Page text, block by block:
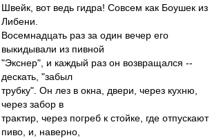
Швейк, вот ведь гидра! Совсем как Боушек из
Либени.
Восемнадцать раз за один вечер его
выкидывали из пивной
"Экснер", и каждый раз он возвращался --
дескать, "забыл
трубку". Он лез в окна, двери, через кухню,
через забор в
трактир, через погреб к стойке, где отпускают
пиво, и, наверно,